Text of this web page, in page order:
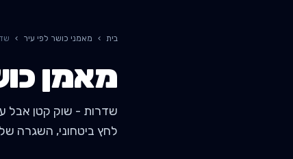
בית › מאמני כושר לפי עיר ›
מאמן
שדרות - שוק קטן אבל
לחץ ביטחוני, השגרה של